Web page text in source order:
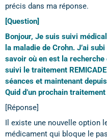
précis dans ma réponse.
[Question]
Bonjour, Je suis suivi
la maladie de Crohn. J’ai
savoir où en est la recherche
suivi le traitement
séances et maintenant
Quid d’un prochain traitement
[Réponse]
Il existe une nouvelle option
médicament qui bloque le